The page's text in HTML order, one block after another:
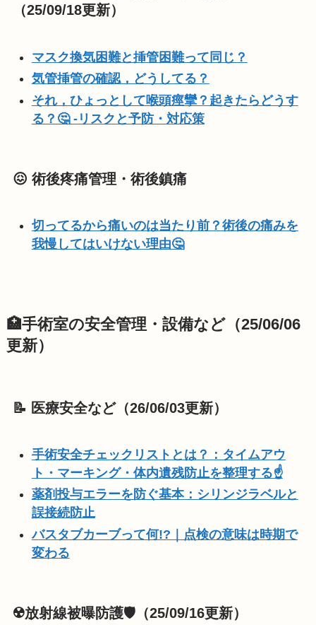
（25/09/18更新）
マスク換気困難と挿管困難って同じ？
気管挿管の確認，どうしてる？
それ，ひょっとして喉頭痙攣？起きたらどうす
る？🤔 -リスクと予防・対応策
😖 術後疼痛管理・術後鎮痛
切ってるから痛いのは当たり前？術後の痛みを
我慢してはいけない理由🤔
🏥手術室の安全管理・設備など（25/06/06
更新）
📝 医療安全など（26/06/03更新）
手術安全チェックリストとは？：タイムアウ
ト・マーキング・体内遺残防止を整理する☝️
薬剤投与エラーを防ぐ基本：シリンジラベルと
誤接続防止
バスタブカーブって何!?｜点検の意味は時期で
変わる
☢️放射線被曝防護🛡️（25/09/16更新）